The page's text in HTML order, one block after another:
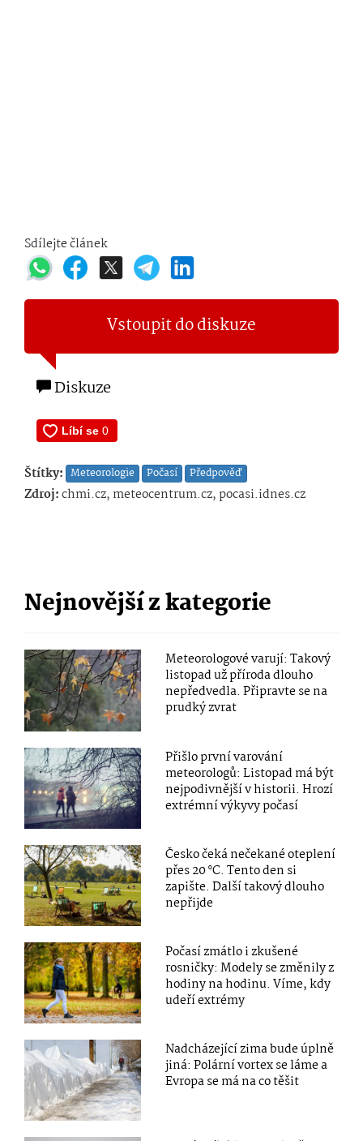
Sdílejte článek
Vstoupit do diskuze
Diskuze
Štítky: Meteorologie Počasí Předpověď
Zdroj:chmi.cz, meteocentrum.cz, pocasi.idnes.cz
Nejnovější z kategorie
Meteorologové varují: Takový
listopad už příroda dlouho
nepředvedla. Připravte se na
prudký zvrat
Přišlo první varování
meteorologů: Listopad má být
nejpodivnější v historii. Hrozí
extrémní výkyvy počasí
Česko čeká nečekané oteplení
přes 20 °C. Tento den si
zapište. Další takový dlouho
nepřijde
Počasí zmátlo i zkušené
rosničky: Modely se změnily z
hodiny na hodinu. Víme, kdy
udeří extrémy
Nadcházející zima bude úplně
jiná: Polární vortex se láme a
Evropa se má na co těšit